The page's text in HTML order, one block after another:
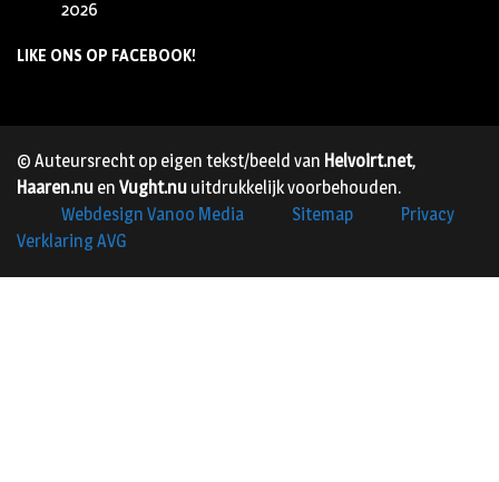
2026
LIKE ONS OP FACEBOOK!
© Auteursrecht op eigen tekst/beeld van Helvoirt.net,
Haaren.nu en Vught.nu uitdrukkelijk voorbehouden.
Webdesign Vanoo Media
Sitemap
Privacy
Verklaring AVG